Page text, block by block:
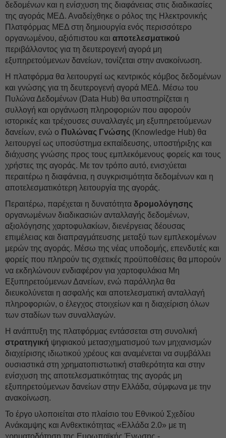
δεδομένων και η ενίσχυση της διαφάνειας στις διαδικασίες
της αγοράς ΜΕΔ. Αναδείχθηκε ο ρόλος της Ηλεκτρονικής
Πλατφόρμας ΜΕΔ στη δημιουργία ενός περισσότερο
οργανωμένου, αξιόπιστου και αποτελεσματικού
περιβάλλοντος για τη δευτερογενή αγορά μη
εξυπηρετούμενων δανείων, τονίζεται στην ανακοίνωση.
Η πλατφόρμα θα λειτουργεί ως κεντρικός κόμβος δεδομένων
και γνώσης για τη δευτερογενή αγορά ΜΕΔ. Μέσω του
Πυλώνα Δεδομένων (Data Hub) θα υποστηρίζεται η
συλλογή και οργάνωση πληροφοριών που αφορούν
ιστορικές και τρέχουσες συναλλαγές μη εξυπηρετούμενων
δανείων, ενώ ο Πυλώνας Γνώσης (Knowledge Hub) θα
λειτουργεί ως υποσύστημα εκπαίδευσης, υποστήριξης και
διάχυσης γνώσης προς τους εμπλεκόμενους φορείς και τους
χρήστες της αγοράς. Με τον τρόπο αυτό, ενισχύεται
περαιτέρω η διαφάνεια, η συγκρισιμότητα δεδομένων και η
αποτελεσματικότερη λειτουργία της αγοράς.
Περαιτέρω, παρέχεται η δυνατότητα δρομολόγησης
οργανωμένων διαδικασιών ανταλλαγής δεδομένων,
αξιολόγησης χαρτοφυλακίων, διενέργειας δέουσας
επιμέλειας και διαπραγμάτευσης μεταξύ των εμπλεκομένων
μερών της αγοράς. Μέσω της νέας υποδομής, επενδυτές και
φορείς που πληρούν τις σχετικές προϋποθέσεις θα μπορούν
να εκδηλώνουν ενδιαφέρον για χαρτοφυλάκια Μη
Εξυπηρετούμενων Δανείων, ενώ παράλληλα θα
διευκολύνεται η ασφαλής και αποτελεσματική ανταλλαγή
πληροφοριών, ο έλεγχος στοιχείων και η διαχείριση όλων
των σταδίων των συναλλαγών.
Η ανάπτυξη της πλατφόρμας εντάσσεται στη συνολική
στρατηγική ψηφιακού μετασχηματισμού των μηχανισμών
διαχείρισης ιδιωτικού χρέους και αναμένεται να συμβάλλει
ουσιαστικά στη χρηματοπιστωτική σταθερότητα και στην
ενίσχυση της αποτελεσματικότητας της αγοράς μη
εξυπηρετούμενων δανείων στην Ελλάδα, σύμφωνα με την
ανακοίνωση.
Το έργο υλοποιείται στο πλαίσιο του Εθνικού Σχεδίου
Ανάκαμψης και Ανθεκτικότητας «Ελλάδα 2.0» με τη
χρηματοδότηση της Ευρωπαϊκής Ένωσης -